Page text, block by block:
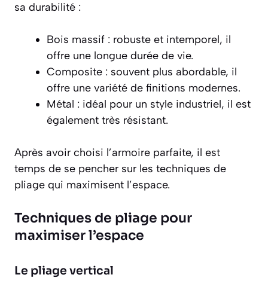
sa durabilité :
Bois massif : robuste et intemporel, il
offre une longue durée de vie.
Composite : souvent plus abordable, il
offre une variété de finitions modernes.
Métal : idéal pour un style industriel, il est
également très résistant.
Après avoir choisi l’armoire parfaite, il est
temps de se pencher sur les techniques de
pliage qui maximisent l’espace.
Techniques de pliage pour
maximiser l’espace
Le pliage vertical